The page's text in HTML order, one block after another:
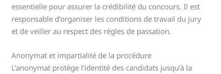
essentielle pour assurer la crédibilité du concours. Il est
responsable d’organiser les conditions de travail du jury
et de veiller au respect des règles de passation.
Anonymat et impartialité de la procédure
L’anonymat protège l’identité des candidats jusqu’à la